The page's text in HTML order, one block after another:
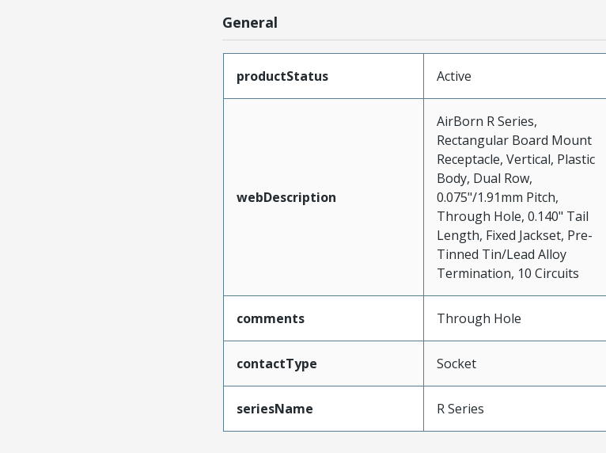
General
productStatus Active
webDescription
AirBorn R Series,
Rectangular Board Mount
Receptacle, Vertical, Plastic
Body, Dual Row,
0.075"/1.91mm Pitch,
Through Hole, 0.140" Tail
Length, Fixed Jackset, Pre-
Tinned Tin/Lead Alloy
Termination, 10 Circuits
comments Through Hole
contactType Socket
seriesName R Series